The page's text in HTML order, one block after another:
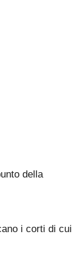
della
i corti di cui